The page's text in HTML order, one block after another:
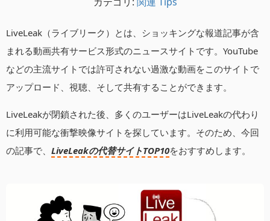
LiveLeak（ライブリーク）とは、ショッキングな報道記事が含
まれる動画共有サービス形式のニュースサイトです。YouTube
などの主流サイトでは許可されない過激な動画をこのサイトで
アップロード、視聴、そして共有することができます。
LiveLeakが閉鎖された後、多くのユーザーはLiveLeakの代わり
に利用可能な衝撃映像サイトを探しています。そのため、今回
の記事で、 LiveLeakの代替サイトTOP10をおすすめします。